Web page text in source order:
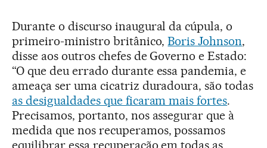
Durante o discurso inaugural da cúpula, o
primeiro-ministro britânico,Boris Johnson,
disse aos outros chefes de Governo e Estado:
“O que deu errado durante essa pandemia, e
ameaça ser uma cicatriz duradoura, são todas
as desigualdades que ficaram mais fortes.
Precisamos, portanto, nos assegurar que à
medida que nos recuperamos, possamos
equilibrar essa recuperação em todas as